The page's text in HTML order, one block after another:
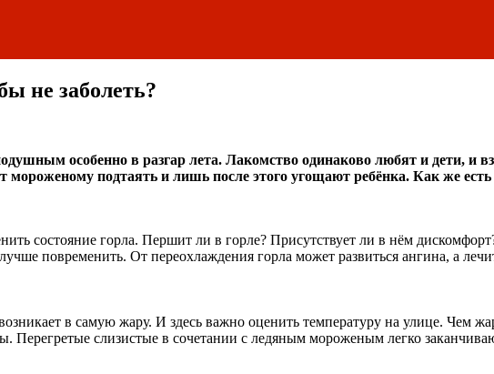
не заболеть?
особенно в разгар лета. Лакомство одинаково любят и дети,
мороженому подтаять и лишь после этого угощают ребёнка. Как же
состояние горла. Першит ли в горле? Присутствует ли в нём
повременить. От переохлаждения горла может развиться ангина, а
в самую жару. И здесь важно оценить температуру на улице. Чем
Перегретые слизистые в сочетании с ледяным мороженым легко